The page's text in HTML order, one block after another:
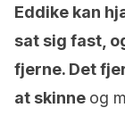
Eddike kan
sat sig fast,
fjerne. Det
at skinne og